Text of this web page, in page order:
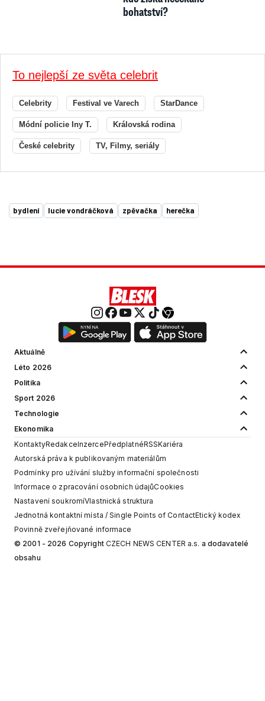
bohatství?
To nejlepší ze světa celebrit
Celebrity Festival ve Varech StarDance
Módní policie Iny T. Královská rodina
České celebrity TV, Filmy, seriály
bydlení lucie vondráčková zpěvačka herečka
Aktuálně
Léto 2026
Politika
Sport 2026
Technologie
Ekonomika
KontaktyRedakceInzercePředplatnéRSSKariéra
Autorská práva k publikovaným materiálům
Podmínky pro užívání služby informační společnosti
Informace o zpracování osobních údajůCookies
Nastavení soukromíVlastnická struktura
Jednotná kontaktní místa / Single Points of ContactEtický kodex
Povinně zveřejňované informace
© 2001 - 2026 Copyright CZECH NEWS CENTER a.s. a dodavatelé
obsahu